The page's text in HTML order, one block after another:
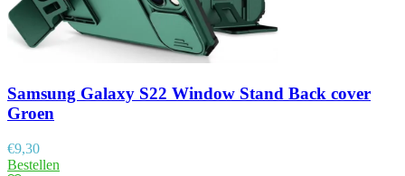
Samsung Galaxy S22 Window Stand Back cover
Groen
€9,30
Bestellen